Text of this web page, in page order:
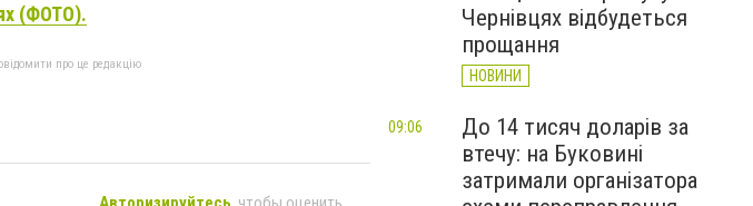
(ФОТО).
про це редакцію
Чернівцях відбудеться
прощання
НОВИНИ
До 14 тисяч доларів за
втечу: на Буковині
затримали організатора
09:06